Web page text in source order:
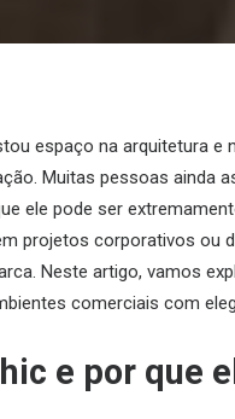
espaço na arquitetura e
Muitas pessoas ainda
ele pode ser
projetos corporativos ou
Neste artigo, vamos
comerciais com
e por que